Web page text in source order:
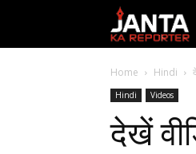
Home Hindi
Hindi Videos
देखें